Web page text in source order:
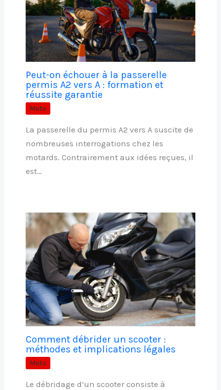
Peut-on échouer à la passerelle
permis A2 vers A : formation et
réussite garantie
Moto
La passerelle du permis A2 vers A suscite de
nombreuses interrogations chez les
motards. Contrairement aux idées reçues, il
est…
Comment débrider un scooter :
méthodes et implications légales
Moto
Le débridage d’un scooter consiste à